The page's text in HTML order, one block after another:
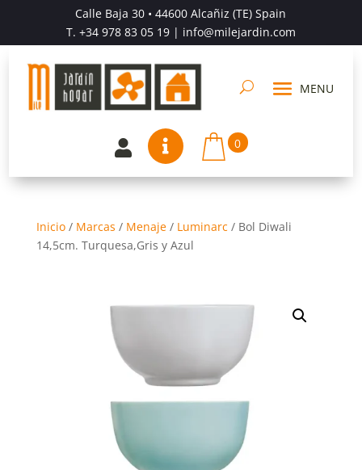
Calle Baja 30 • 44600 Alcañiz (TE) Spain
T. +34 978 83 05 19| info@milejardin.com
  0
Inicio/ Marcas / Menaje/ Luminarc/ Bol Diwali
14,5cm. Turquesa,Gris y Azul